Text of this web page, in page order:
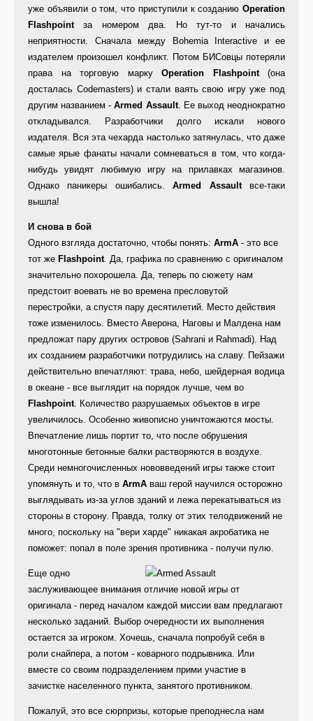
уже объявили о том, что приступили к созданию Operation
Flashpointза номером два. Но тут-то и начались
неприятности. Сначала между Bohemia Interactive и ее
издателем произошел конфликт. Потом БИСовцы потеряли
права на торговую марку Operation Flashpoint(она
досталась Codemasters) и стали ваять свою игру уже под
другим названием -Armed Assault. Ее выход неоднократно
откладывался. Разработчики долго искали нового
издателя. Вся эта чехарда настолько затянулась, что даже
самые ярые фанаты начали сомневаться в том, что когда-
нибудь увидят любимую игру на прилавках магазинов.
Однако паникеры ошибались.Armed Assaultвсе-таки
вышла!
И снова в бой
Одного взгляда достаточно, чтобы понять: ArmA - это все
тот же Flashpoint. Да, графика по сравнению с оригиналом
значительно похорошела. Да, теперь по сюжету нам
предстоит воевать не во времена пресловутой
перестройки, а спустя пару десятилетий. Место действия
тоже изменилось. Вместо Аверона, Наговы и Малдена нам
предложат пару других островов (Sahrani и Rahmadi). Над
их созданием разработчики потрудились на славу. Пейзажи
действительно впечатляют: трава, небо, шейдерная водица
в океане - все выглядит на порядок лучше, чем во
Flashpoint. Количество разрушаемых объектов в игре
увеличилось. Особенно живописно уничтожаются мосты.
Впечатление лишь портит то, что после обрушения
многотонные бетонные балки растворяются в воздухе.
Среди немногочисленных нововведений игры также стоит
упомянуть и то, что в ArmA ваш герой научился осторожно
выглядывать из-за углов зданий и лежа перекатываться из
стороны в сторону. Правда, толку от этих телодвижений не
много, поскольку на "вери харде" никакая акробатика не
поможет: попал в поле зрения противника - получи пулю.
Еще одно
заслуживающее внимания отличие новой игры от
оригинала - перед началом каждой миссии вам предлагают
несколько заданий. Выбор очередности их выполнения
остается за игроком. Хочешь, сначала попробуй себя в
роли снайпера, а потом - коварного подрывника. Или
вместе со своим подразделением прими участие в
зачистке населенного пункта, занятого противником.
Пожалуй, это все сюрпризы, которые преподнесла нам